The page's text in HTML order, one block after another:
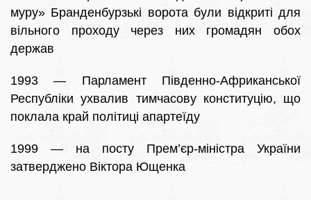
муру» Бранденбурзькі ворота були відкриті для
вільного проходу через них громадян обох
держав
1993 — Парламент Південно-Африканської
Республіки ухвалив тимчасову конституцію, що
поклала край політиці апартеїду
1999 — на посту Прем’єр-міністра України
затверджено Віктора Ющенка